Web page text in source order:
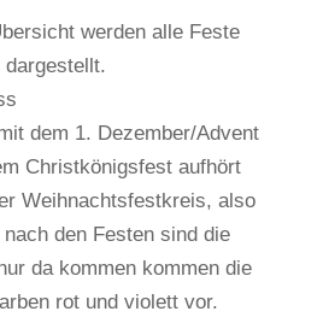
werden alle Feste
dem 1. Dezember/Advent
Christkönigsfest aufhört
Weihnachtsfestkreis, also
den Festen sind die
da kommen kommen die
rot und violett vor.